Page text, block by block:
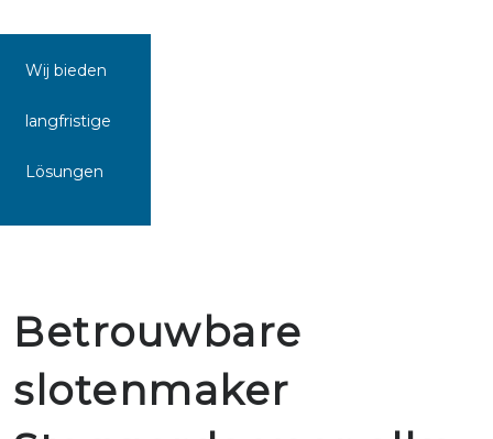
Wij bieden
langfristige
Lösungen
Betrouwbare
slotenmaker